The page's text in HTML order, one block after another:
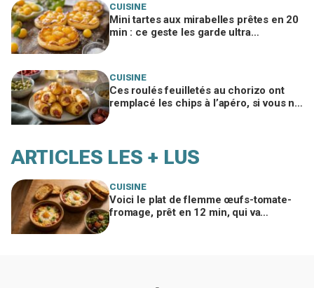
CUISINE
Mini tartes aux mirabelles prêtes en 20
min : ce geste les garde ultra
CUISINE
Ces roulés feuilletés au chorizo ont
remplacé les chips à l’apéro, si vous ne
ARTICLES LES + LUS
CUISINE
Voici le plat de flemme œufs-tomate-
fromage, prêt en 12 min, qui va